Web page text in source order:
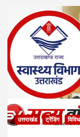
उत्तराखंड ट्रेंडिंग विविध